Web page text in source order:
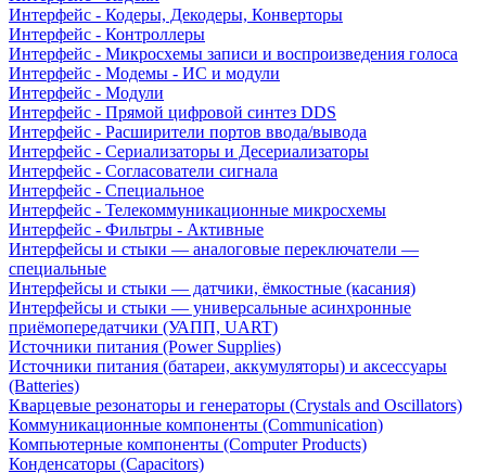
Интерфейс - Кодеры, Декодеры, Конверторы
Интерфейс - Контроллеры
Интерфейс - Микросхемы записи и воспроизведения голоса
Интерфейс - Модемы - ИС и модули
Интерфейс - Модули
Интерфейс - Прямой цифровой синтез DDS
Интерфейс - Расширители портов ввода/вывода
Интерфейс - Сериализаторы и Десериализаторы
Интерфейс - Согласователи сигнала
Интерфейс - Специальное
Интерфейс - Телекоммуникационные микросхемы
Интерфейс - Фильтры - Активные
Интерфейсы и стыки — аналоговые переключатели —
специальные
Интерфейсы и стыки — датчики, ёмкостные (касания)
Интерфейсы и стыки — универсальные асинхронные
приёмопередатчики (УАПП, UART)
Источники питания (Power Supplies)
Источники питания (батареи, аккумуляторы) и аксессуары
(Batteries)
Кварцевые резонаторы и генераторы (Crystals and Oscillators)
Коммуникационные компоненты (Communication)
Компьютерные компоненты (Computer Products)
Конденсаторы (Capacitors)